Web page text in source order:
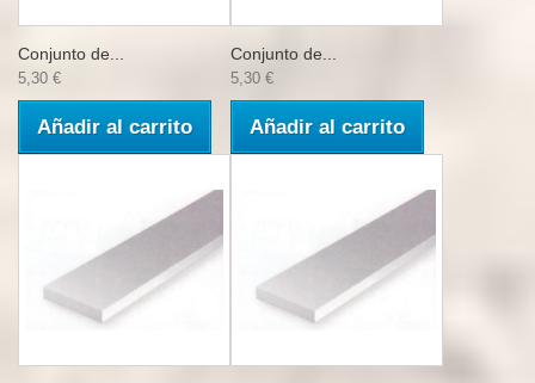
Conjunto de...
5,30 €
Añadir al carrito
Conjunto de...
5,30 €
Añadir al carrito